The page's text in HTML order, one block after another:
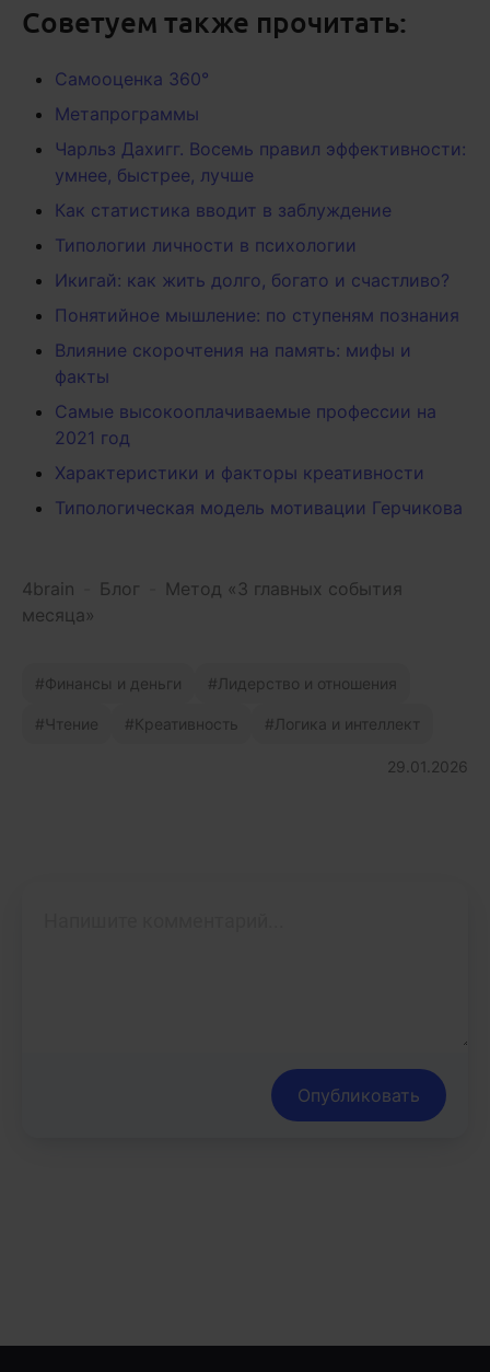
Советуем также прочитать:
Самооценка 360°
Метапрограммы
Чарльз Дахигг. Восемь правил эффективности:
умнее, быстрее, лучше
Как статистика вводит в заблуждение
Типологии личности в психологии
Икигай: как жить долго, богато и счастливо?
Понятийное мышление: по ступеням познания
Влияние скорочтения на память: мифы и
факты
Самые высокооплачиваемые профессии на
2021 год
Характеристики и факторы креативности
Типологическая модель мотивации Герчикова
4brain Блог
Метод «3 главных события
месяца»
Финансы и деньги Лидерство и отношения
Чтение Креативность Логика и интеллект
29.01.2026
Опубликовать